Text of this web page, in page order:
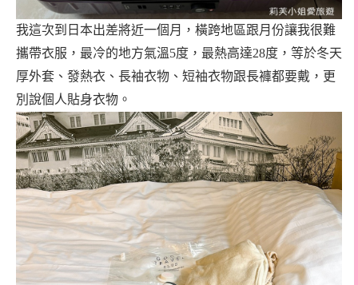
我這次到日本出差將近一個月，橫跨地區跟月份讓我很難
攜帶衣服，最冷的地方氣溫5度，最熱高達28度，等於冬天
厚外套、發熱衣、長袖衣物、短袖衣物跟長褲都要戴，更
別說個人貼身衣物。